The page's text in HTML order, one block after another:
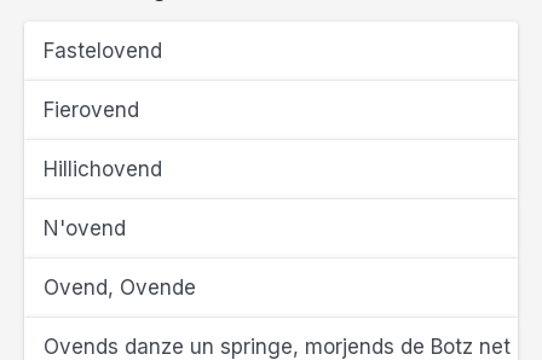
Fastelovend
Fierovend
Hillichovend
N'ovend
Ovend, Ovende
Ovends danze un springe, morjends de Botz net